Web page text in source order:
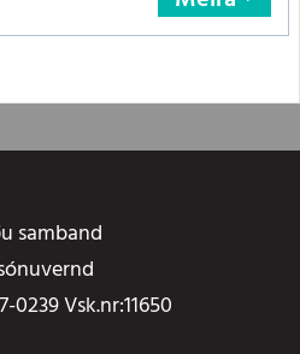
samband
0239 Vsk.nr:11650